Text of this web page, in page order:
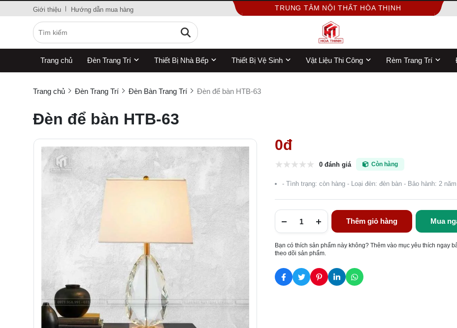
Giới thiệu Hướng dẫn mua hàng TRUNG TÂM NỘI THẤT HÒA THỊNH
Trang chủ Đèn Trang Trí Thiết Bị Nhà Bếp Thiết Bị Vệ Sinh Vật Liệu Thi Công Rèm Trang Trí
Trang chủ Đèn Trang Trí Đèn Bàn Trang Trí Đèn để bàn HTB-63
Đèn để bàn HTB-63
0đ
0 đánh giá Còn hàng
- Tình trạng: còn hàng - Loại đèn: đèn bàn - Bảo hành: 2 năm
Thêm giỏ hàng Mua
Bạn có thích sản phẩm này không? Thêm vào mục yêu thích ngay
theo dõi sản phẩm.